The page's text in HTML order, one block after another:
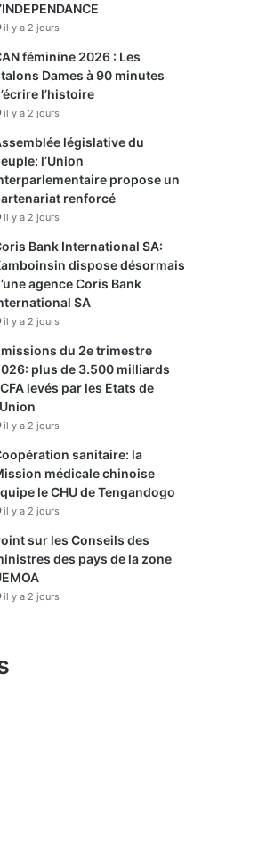
il y a 2 jours
féminine 2026 : Les
Dames à 90 minutes
l’histoire
il y a 2 jours
législative du
l’Union
propose un
renforcé
il y a 2 jours
Bank International SA:
dispose désormais
agence Coris Bank
SA
il y a 2 jours
du 2e trimestre
plus de 3.500 milliards
levés par les Etats de
il y a 2 jours
sanitaire: la
médicale chinoise
le CHU de Tengandogo
il y a 2 jours
sur les Conseils des
des pays de la zone
il y a 2 jours